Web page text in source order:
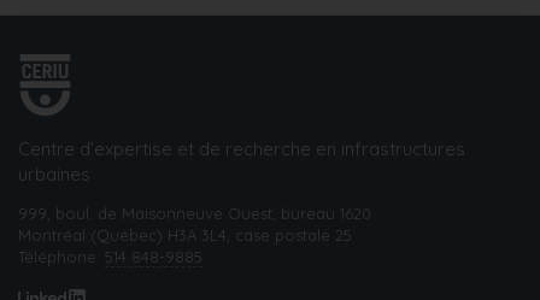
Centre d’expertise et de recherche en infrastructures
urbaines
999, boul. de Maisonneuve Ouest, bureau 1620
Montréal (Québec) H3A 3L4, case postale 25
Téléphone: 514 848-9885